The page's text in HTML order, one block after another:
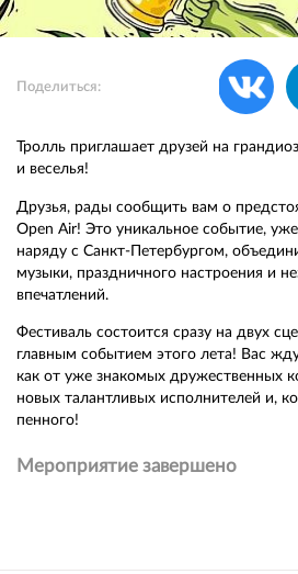
Поделиться:
Тролль приглашает друзей на
и веселья!
Друзья, рады сообщить вам о
Open Air! Это уникальное событие,
наряду с Санкт-Петербургом,
музыки, праздничного настроения и
впечатлений.
Фестиваль состоится сразу на двух
главным событием этого лета! Вас
как от уже знакомых дружественных
новых талантливых исполнителей и,
пенного!
Мероприятие завершено